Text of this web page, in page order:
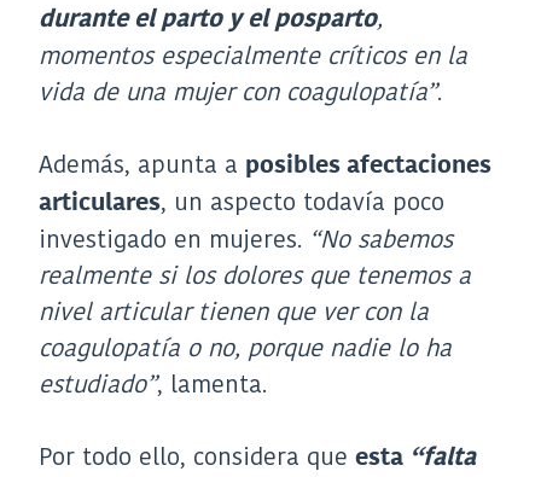
durante el parto y el posparto,
momentos especialmente críticos en la
vida de una mujer con coagulopatía”.
Además, apunta a posibles afectaciones
articulares, un aspecto todavía poco
investigado en mujeres. “No sabemos
realmente si los dolores que tenemos a
nivel articular tienen que ver con la
coagulopatía o no, porque nadie lo ha
estudiado”, lamenta.
Por todo ello, considera que esta “falta